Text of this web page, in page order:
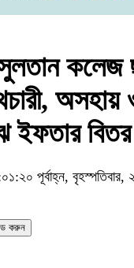
কলেজ
ইফতার বিতর
পূর্বাহ্ন, বৃহস্পতিবার,
করুন